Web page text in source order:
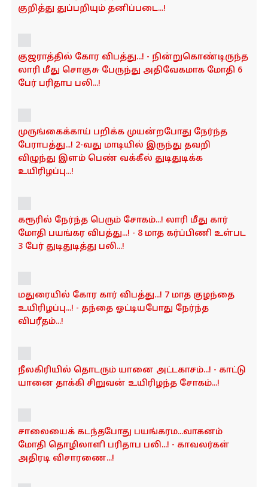
குறித்து துப்பறியும் தனிப்படை...!
குஜராத்தில் கோர விபத்து...! - நின்றுகொண்டிருந்த
லாரி மீது சொகுசு பேருந்து அதிவேகமாக மோதி 6
பேர் பரிதாப பலி...!
முருங்கைக்காய் பறிக்க முயன்றபோது நேர்ந்த
பேராபத்து...! 2-வது மாடியில் இருந்து தவறி
விழுந்து இளம் பெண் வக்கீல் துடிதுடிக்க
உயிரிழப்பு...!
கரூரில் நேர்ந்த பெரும் சோகம்...! லாரி மீது கார்
மோதி பயங்கர விபத்து...! - 8 மாத கர்ப்பிணி உள்பட
3 பேர் துடிதுடித்து பலி...!
மதுரையில் கோர கார் விபத்து...! 7 மாத குழந்தை
உயிரிழப்பு...! - தந்தை ஓட்டியபோது நேர்ந்த
விபரீதம்...!
நீலகிரியில் தொடரும் யானை அட்டகாசம்...! - காட்டு
யானை தாக்கி சிறுவன் உயிரிழந்த சோகம்...!
சாலையைக் கடந்தபோது பயங்கரம...வாகனம்
மோதி தொழிலாளி பரிதாப பலி...! - காவலர்கள்
அதிரடி விசாரணை...!